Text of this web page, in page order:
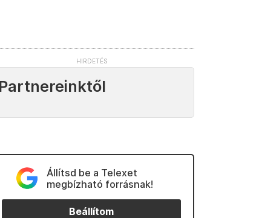
Partnereinktől
Állítsd be a Telexet
megbízható forrásnak!
Beállítom